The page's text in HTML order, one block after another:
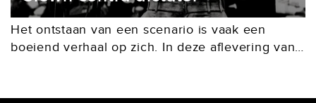
Het ontstaan van een scenario is vaak een
boeiend verhaal op zich. In deze aflevering van